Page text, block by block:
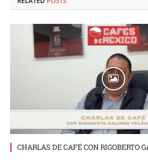
CHARLAS DE CAFÉ CON RIGOBERTO